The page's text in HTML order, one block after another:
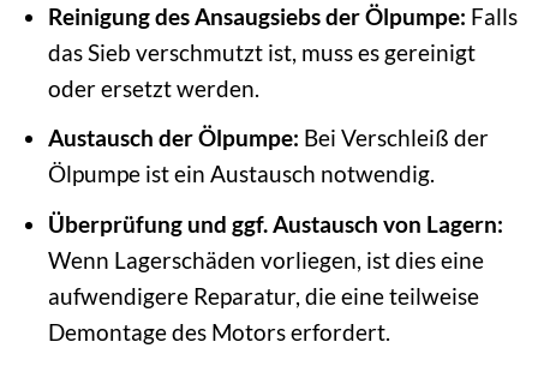
Reinigung des Ansaugsiebs der Ölpumpe: Falls
das Sieb verschmutzt ist, muss es gereinigt
oder ersetzt werden.
Austausch der Ölpumpe: Bei Verschleiß der
Ölpumpe ist ein Austausch notwendig.
Überprüfung und ggf. Austausch von Lagern:
Wenn Lagerschäden vorliegen, ist dies eine
aufwendigere Reparatur, die eine teilweise
Demontage des Motors erfordert.